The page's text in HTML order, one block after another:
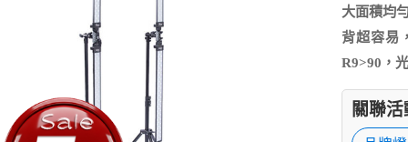
大面積均
背超容易
R9>90，
關聯